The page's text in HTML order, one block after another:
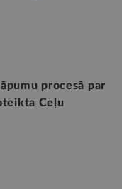
procesā par
Ceļu